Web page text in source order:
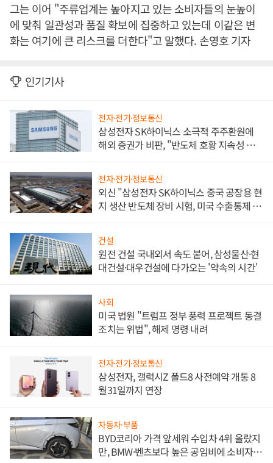
그는 이어 "주류업계는 높아지고 있는 소비자들의 눈높이
에 맞춰 일관성과 품질 확보에 집중하고 있는데 이같은 변
화는 여기에 큰 리스크를 더한다"고 말했다. 손영호 기자
인기기사
전자·전기·정보통신
삼성전자 SK하이닉스 소극적 주주환원에
해외 증권가 비판, "반도체 호황 지속성 의
전자·전기·정보통신
외신 "삼성전자 SK하이닉스 중국 공장용 현
지 생산 반도체 장비 시험, 미국 수출통제 대
건설
원전 건설 국내외서 속도 붙어, 삼성물산·현
대건설·대우건설에 다가오는 '약속의 시간'
사회
미국 법원 "트럼프 정부 풍력 프로젝트 동결
조치는 위법", 해제 명령 내려
전자·전기·정보통신
삼성전자, 갤럭시Z 폴드8 사전예약 개통 8
월31일까지 연장
자동차·부품
BYD코리아 가격 앞세워 수입차 4위 올랐지
만, BMW·벤츠보다 높은 공임비에 소비자